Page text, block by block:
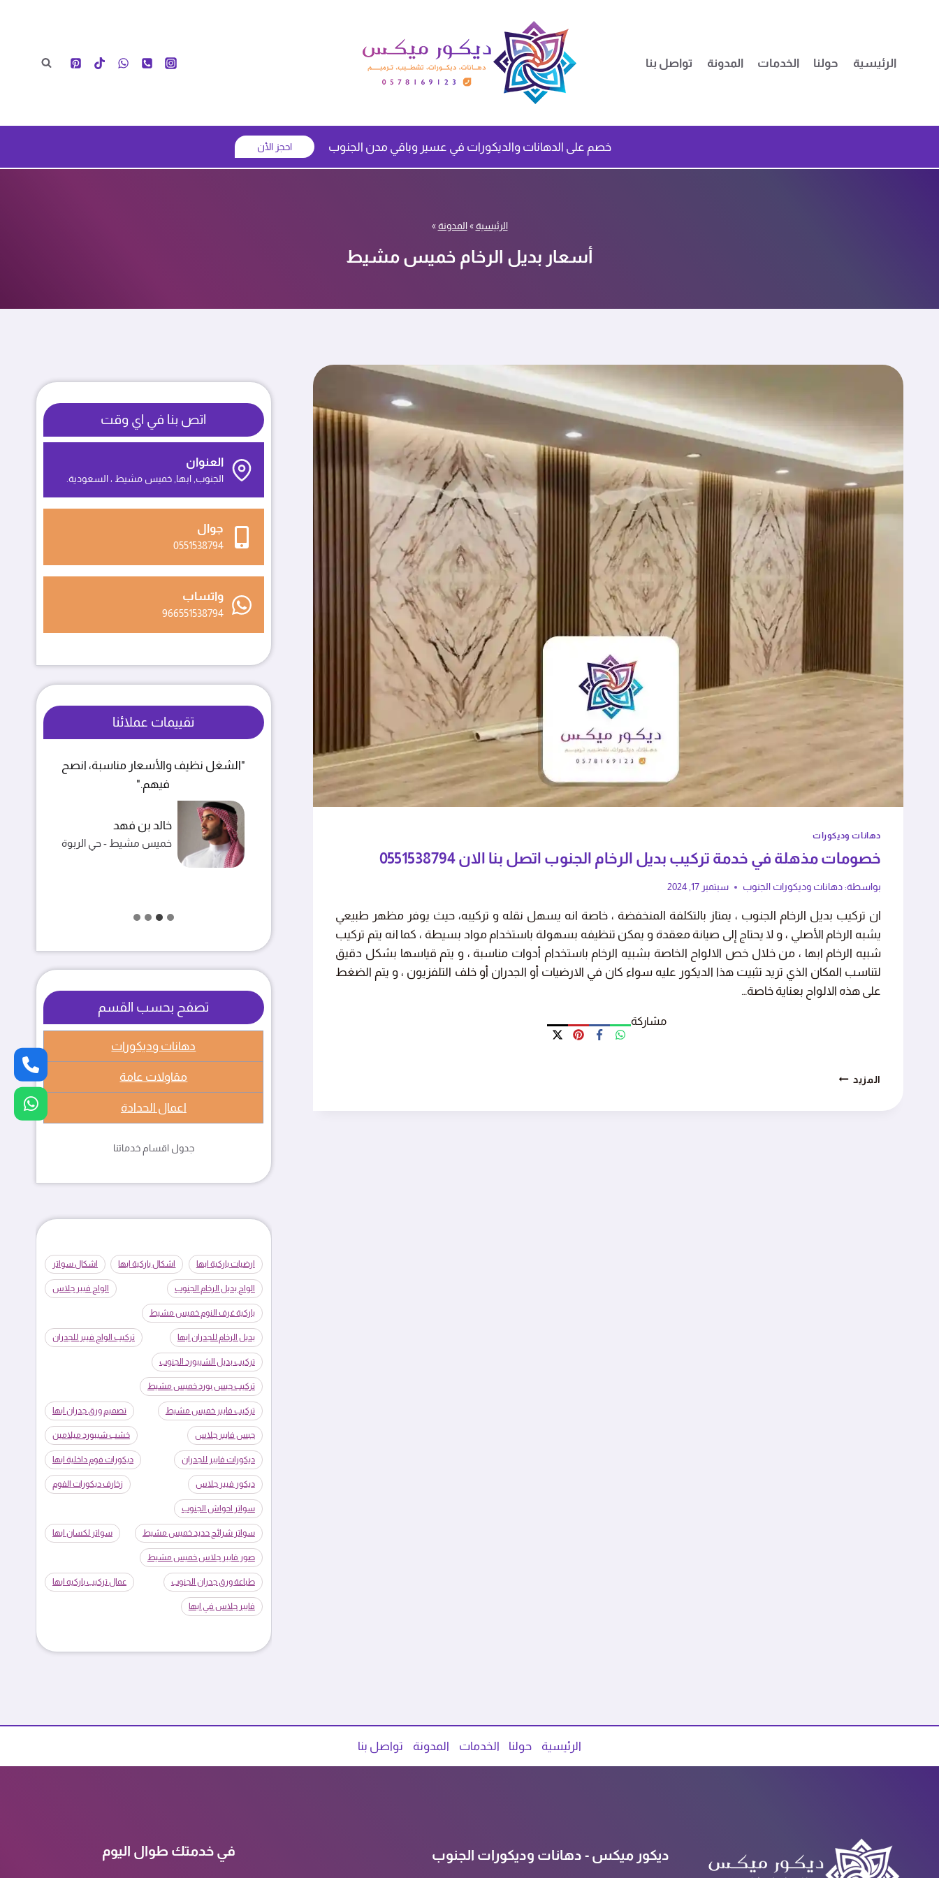
الرئيسية
حولنا الخدمات المدونة تواصل بنا
خصم على الدهانات والديكورات في عسير وباقي مدن الجنوب احجز الأن
الرئيسية»المدونة»
أسعار بديل الرخام خميس مشيط
دهانات وديكورات
خصومات مذهلة في خدمة تركيب بديل الرخام الجنوب اتصل بنا الان 0551538794
بواسطة: دهانات وديكورات الجنوب سبتمبر 17, 2024
ان تركيب بديل الرخام الجنوب ، يمتاز بالتكلفة المنخفضة ، خاصة انه يسهل نقله و تركيبه، حيث يوفر مظهر طبيعي
يشبه الرخام الأصلي ، و لا يحتاج إلى صيانة معقدة و يمكن تنظيفه بسهولة باستخدام مواد بسيطة ، كما انه يتم تركيب
شبيه الرخام ابها ، من خلال خص الالواح الخاصة بشبيه الرخام باستخدام أدوات مناسبة ، و يتم قياسها بشكل دقيق
لتناسب المكان الذي تريد تثبيت هذا الديكور عليه سواء كان في الارضيات أو الجدران أو خلف التلفزيون ، و يتم الضغط
على هذه الالواح بعناية خاصة…
مشاركة
المزيد خصومات
اتص بنا في اي وقت
العنوان
الجنوب, ابها, خميس مشيط ، السعودية.
جوال
0551538794
واتساب
966551538794
تقييمات عملائنا
أبها - حي الريان
استجابة سريعة وجودة عالية، أنصح
بهم."
"دهان الشقة كان سريع وممتاز، شكراً
لكم."
"الشغل نظيف والأسعار مناسبة، انصح
فيهم."
خالد بن فهد
خميس مشيط - حي الربوة
تصفح بحسب القسم
دهانات وديكورات
مقاولات عامة
اعمال الحدادة
جدول اقسام خدماتنا
ارضيات باركية ابها اشكال باركية ابها اشكال سواتر
الواح بديل الرخام الجنوب الواح فيبر جلاس
باركية غرف النوم خميس مشيط
بديل الرخام للجدران ابها تركيب الواح فيبر للجدران
تركيب بديل الشيبورد الجنوب
تركيب جبس بورد خميس مشيط
تركيب فايبر خميس مشيط تصميم ورق جدران ابها
جبس فايبر جلاس خشب شيبورد ميلامين
ديكورات فايبر للجدران ديكورات فوم داخلية ابها
ديكور فيبر جلاس زخارف ديكورات الفوم
سواتر احواش الجنوب
سواتر شرائح حديد خميس مشيط سواتر لكسان ابها
صور فايبر جلاس خميس مشيط
طباعة ورق جدران الجنوب عمال تركيب باركيه ابها
فايبر جلاس في ابها
الرئيسية حولنا الخدمات المدونة تواصل بنا
ديكور ميكس - دهانات وديكورات الجنوب في خدمتك طوال اليوم